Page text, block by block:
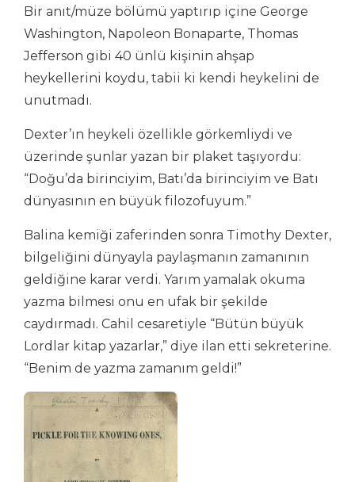
Bir anıt/müze bölümü yaptırıp içine George
Washington, Napoleon Bonaparte, Thomas
Jefferson gibi 40 ünlü kişinin ahşap
heykellerini koydu, tabii ki kendi heykelini de
unutmadı.
Dexter’ın heykeli özellikle görkemliydi ve
üzerinde şunlar yazan bir plaket taşıyordu:
“Doğu’da birinciyim, Batı’da birinciyim ve Batı
dünyasının en büyük filozofuyum.”
Balina kemiği zaferinden sonra Timothy Dexter,
bilgeliğini dünyayla paylaşmanın zamanının
geldiğine karar verdi. Yarım yamalak okuma
yazma bilmesi onu en ufak bir şekilde
caydırmadı. Cahil cesaretiyle “Bütün büyük
Lordlar kitap yazarlar,” diye ilan etti sekreterine.
“Benim de yazma zamanım geldi!”